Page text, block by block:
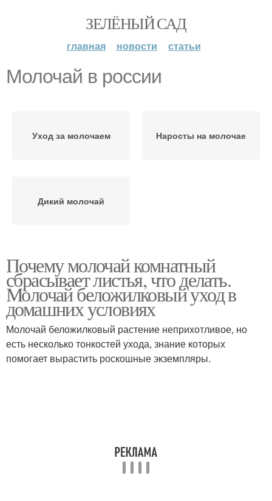
ЗЕЛЁНЫЙ САД
главная новости статьи
Молочай в россии
Уход за молочаем Наросты на молочае
Дикий молочай
Почему молочай комнатный
сбрасывает листья, что делать.
Молочай беложилковый уход в
домашних условиях
Молочай беложилковый растение неприхотливое, но
есть несколько тонкостей ухода, знание которых
помогает вырастить роскошные экземпляры.